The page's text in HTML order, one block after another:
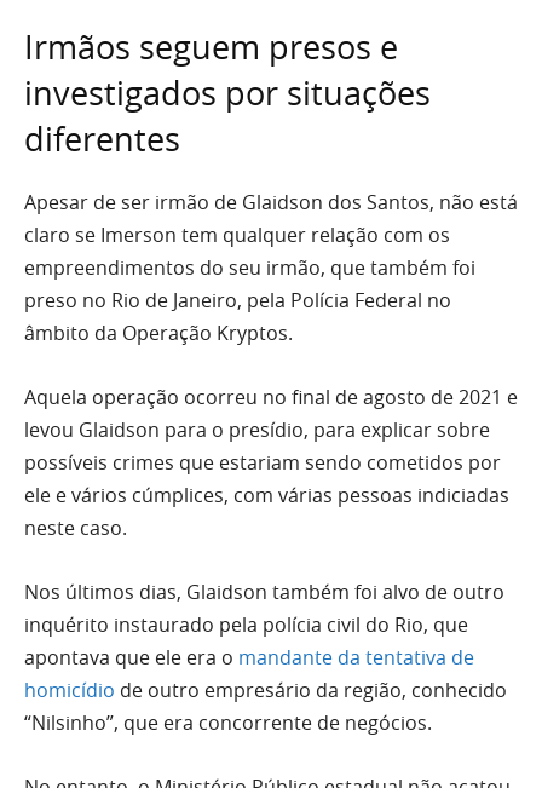
Irmãos seguem presos e
investigados por situações
diferentes
Apesar de ser irmão de Glaidson dos Santos, não está
claro se Imerson tem qualquer relação com os
empreendimentos do seu irmão, que também foi
preso no Rio de Janeiro, pela Polícia Federal no
âmbito da Operação Kryptos.
Aquela operação ocorreu no final de agosto de 2021 e
levou Glaidson para o presídio, para explicar sobre
possíveis crimes que estariam sendo cometidos por
ele e vários cúmplices, com várias pessoas indiciadas
neste caso.
Nos últimos dias, Glaidson também foi alvo de outro
inquérito instaurado pela polícia civil do Rio, que
apontava que ele era o mandante da tentativa de
homicídio de outro empresário da região, conhecido
“Nilsinho”, que era concorrente de negócios.